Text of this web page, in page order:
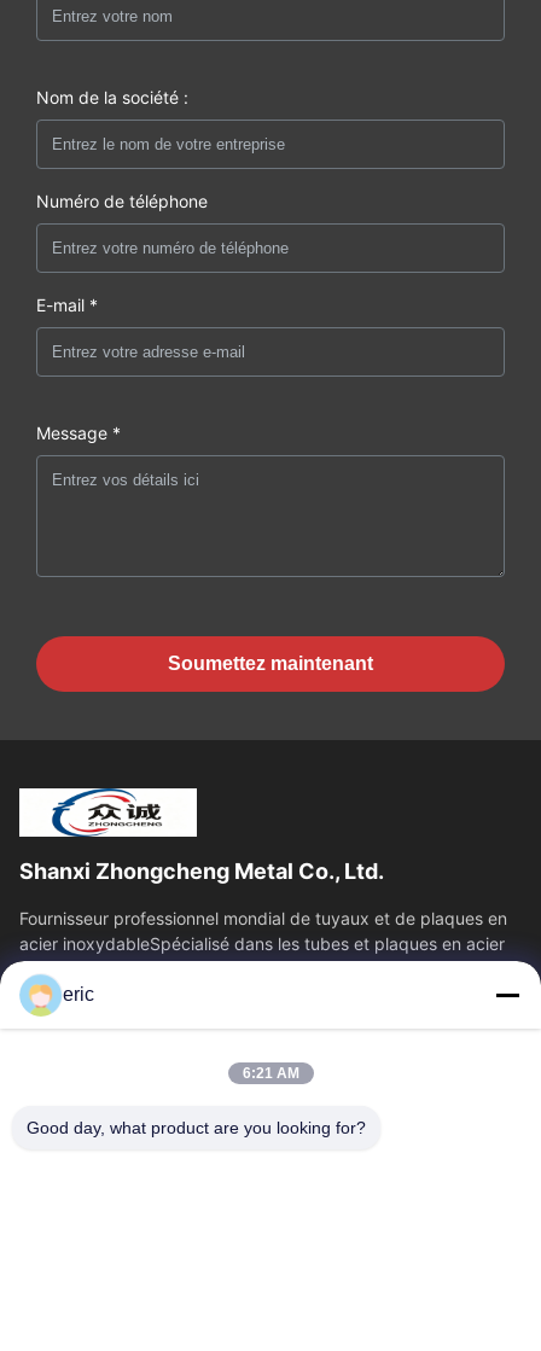
Nom de la société :
Numéro de téléphone
E-mail *
Message *
Soumettez maintenant
Shanxi Zhongcheng Metal Co., Ltd.
Fournisseur professionnel mondial de tuyaux et de plaques en
acier inoxydableSpécialisé dans les tubes et plaques en acier
inoxydable, offrant une...
Liens Rapides
Visite D'usine
Contrôle De La Qualité
Contact
eric
6:21 AM
Good day, what product are you looking for?